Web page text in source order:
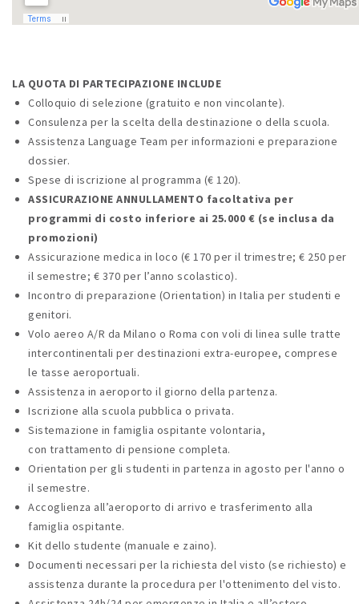
LA QUOTA DI PARTECIPAZIONE INCLUDE
Colloquio di selezione (gratuito e non vincolante).
Consulenza per la scelta della destinazione o della scuola.
Assistenza Language Team per informazioni e preparazione
dossier.
Spese di iscrizione al programma (€ 120).
ASSICURAZIONE ANNULLAMENTO facoltativa per
programmi di costo inferiore ai 25.000 € (se inclusa da
promozioni)
Assicurazione medica in loco (€ 170 per il trimestre; € 250 per
il semestre; € 370 per l’anno scolastico).
Incontro di preparazione (Orientation) in Italia per studenti e
genitori.
Volo aereo A/R da Milano o Roma con voli di linea sulle tratte
intercontinentali per destinazioni extra-europee, comprese
le tasse aeroportuali.
Assistenza in aeroporto il giorno della partenza.
Iscrizione alla scuola pubblica o privata.
Sistemazione in famiglia ospitante volontaria,
con trattamento di pensione completa.
Orientation per gli studenti in partenza in agosto per l'anno o
il semestre.
Accoglienza all’aeroporto di arrivo e trasferimento alla
famiglia ospitante.
Kit dello studente (manuale e zaino).
Documenti necessari per la richiesta del visto (se richiesto) e
assistenza durante la procedura per l'ottenimento del visto.